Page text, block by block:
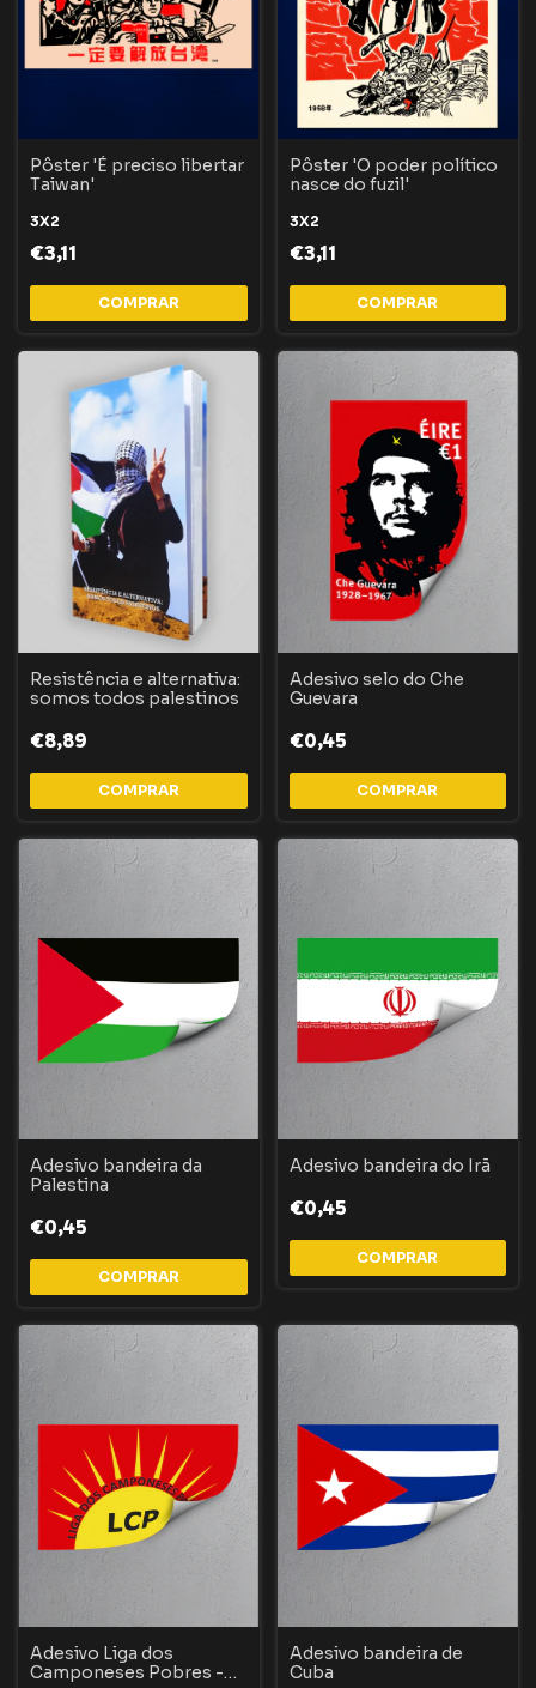
Pôster 'É preciso libertar
Taiwan'
3X2
€3,11
COMPRAR
Pôster 'O poder político
nasce do fuzil'
3X2
€3,11
COMPRAR
Resistência e alternativa:
somos todos palestinos
€8,89
Adesivo selo do Che
Guevara
€0,45
Adesivo bandeira da
Palestina
€0,45
Adesivo bandeira do Irã
€0,45
Adesivo Liga dos
Camponeses Pobres -
Adesivo bandeira de
Cuba